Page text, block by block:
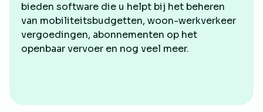
bieden software die u helpt bij het beheren
van mobiliteitsbudgetten, woon-werkverkeer
vergoedingen, abonnementen op het
openbaar vervoer en nog veel meer.